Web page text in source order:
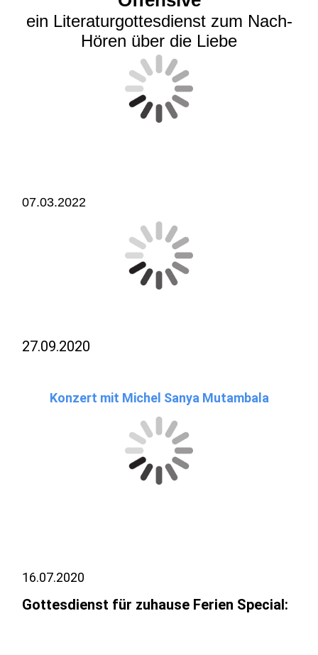
ein Literaturgottesdienst zum Nach-
Hören über die Liebe
07.03.2022
27.09.2020
Konzert mit Michel Sanya Mutambala
16.07.2020
Gottesdienst für zuhause Ferien Special: